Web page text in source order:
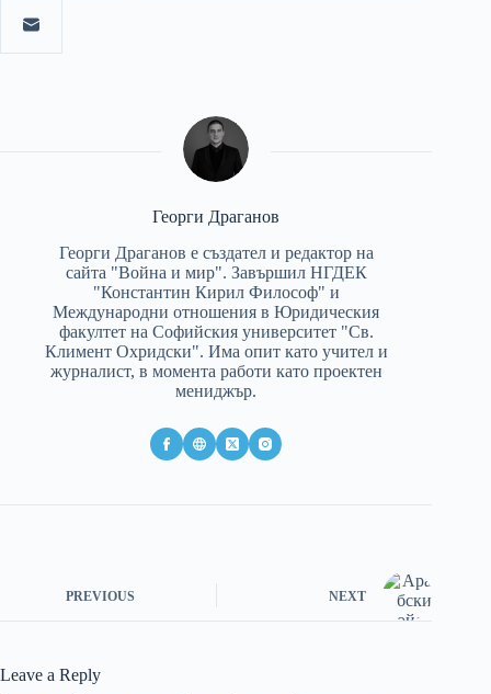
Георги Драганов
Георги Драганов е създател и редактор на
сайта "Война и мир". Завършил НГДЕК
"Константин Кирил Философ" и
Международни отношения в Юридическия
факултет на Софийския университет "Св.
Климент Охридски". Има опит като учител и
журналист, в момента работи като проектен
мениджър.
PREVIOUS NEXT
Leave a Reply